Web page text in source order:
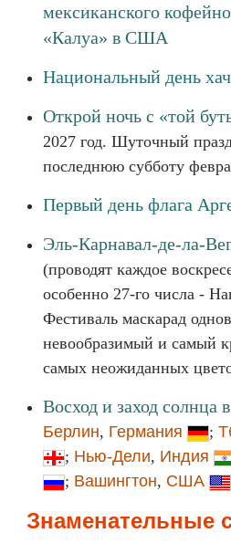
мексиканского
«Калуа» в США
Национальный день
Открой ночь с «той
2027 год. Шуточный
последнюю субботу
Первый день флага
Эль-Карнавал-де-ла-
(проводят каждое
особенно 27-го числа -
Фестиваль маскарад
невообразимый и самый
самых неожиданных
Восход и заход солнца
Берлин, Германия ;
; Нью-Дели, Индия
; Вашингтон, США
Знаменательные